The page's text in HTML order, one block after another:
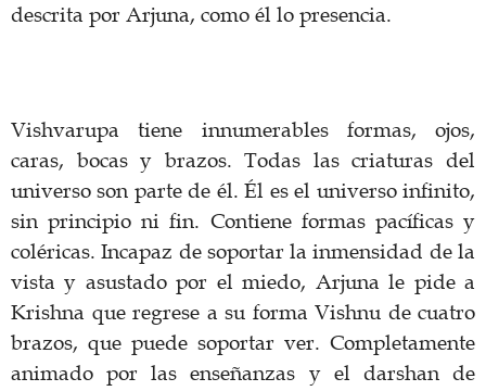
descrita por Arjuna, como él lo presencia.
Vishvarupa tiene innumerables formas, ojos,
caras, bocas y brazos. Todas las criaturas del
universo son parte de él. Él es el universo infinito,
sin principio ni fin. Contiene formas pacíficas y
coléricas. Incapaz de soportar la inmensidad de la
vista y asustado por el miedo, Arjuna le pide a
Krishna que regrese a su forma Vishnu de cuatro
brazos, que puede soportar ver. Completamente
animado por las enseñanzas y el darshan de